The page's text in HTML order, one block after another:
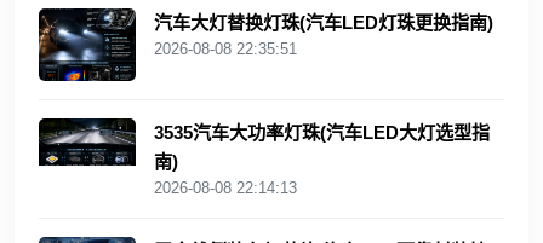
汽车大灯替换灯珠(汽车LED灯珠更换指南)
2026-08-08 22:35:51
3535汽车大功率灯珠(汽车LED大灯选型指
南)
2026-08-08 22:14:13